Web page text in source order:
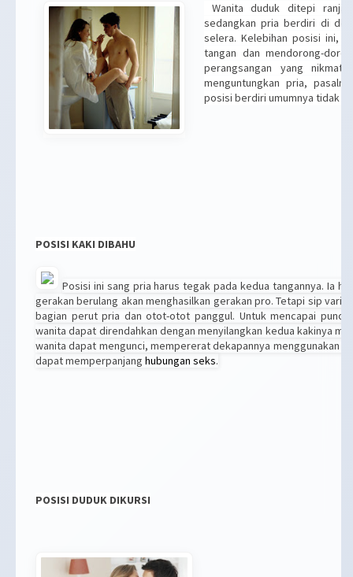
Wanita duduk ditepi
sedangkan pria berdiri di
selera. Kelebihan posisi ini,
tangan dan mendorong-
perangsangan yang
menguntungkan pria,
posisi berdiri umumnya tidak
POSISI KAKI DIBAHU
Posisi ini sang pria harus tegak pada kedua tangannya. Ia
gerakan berulang akan menghasilkan gerakan pro. Tetapi sip
bagian perut pria dan otot-otot panggul. Untuk mencapai
wanita dapat direndahkan dengan menyilangkan kedua kakinya
wanita dapat mengunci, mempererat dekapannya menggunakan
dapat memperpanjang hubungan seks.
POSISI DUDUK DIKURSI